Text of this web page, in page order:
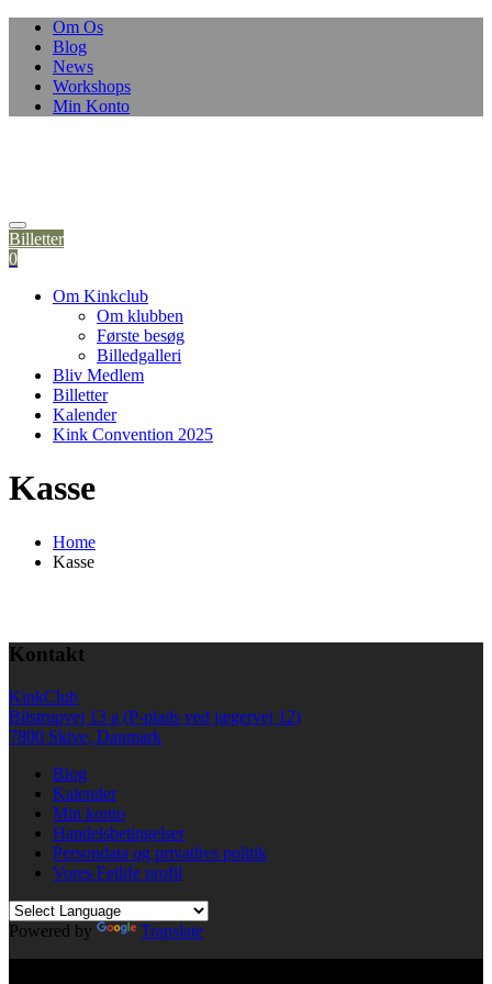
Om Os
Blog
News
Workshops
Min Konto
Billetter
0
Om Kinkclub
Om klubben
Første besøg
Billedgalleri
Bliv Medlem
Billetter
Kalender
Kink Convention 2025
Kasse
Home
Kasse
Kontakt
KinkClub
Bilstrupvej 13 a (P-plads ved jægervej 12)
7800 Skive, Danmark
Blog
Kalender
Min konto
Handelsbetingelser
Persondata og privatlivs politik
Vores Fetlife profil
Powered by
Translate